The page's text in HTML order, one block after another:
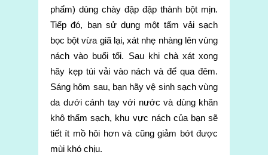
phẩm) dùng chày đập đập thành bột mịn.
Tiếp đó, bạn sử dụng một tấm vải sạch
bọc bột vừa giã lại, xát nhẹ nhàng lên vùng
nách vào buổi tối. Sau khi chà xát xong
hãy kẹp túi vải vào nách và để qua đêm.
Sáng hôm sau, bạn hãy vệ sinh sạch vùng
da dưới cánh tay với nước và dùng khăn
khô thấm sạch, khu vực nách của bạn sẽ
tiết ít mồ hôi hơn và cũng giảm bớt được
mùi khó chịu.